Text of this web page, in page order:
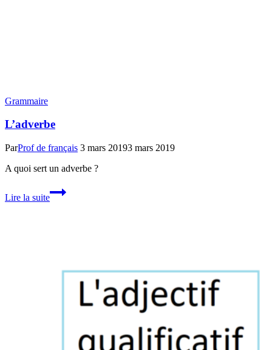
Grammaire
L’adverbe
ParProf de français 3 mars 20193 mars 2019
A quoi sert un adverbe ?
Lire la suite
L’adverbe